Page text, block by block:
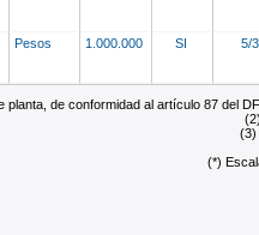
Pesos 1.000.000 SI 5/
de conformidad al artículo 87 del
(3)
(*)